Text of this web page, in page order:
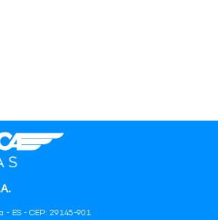
- ES - CEP: 29145-901